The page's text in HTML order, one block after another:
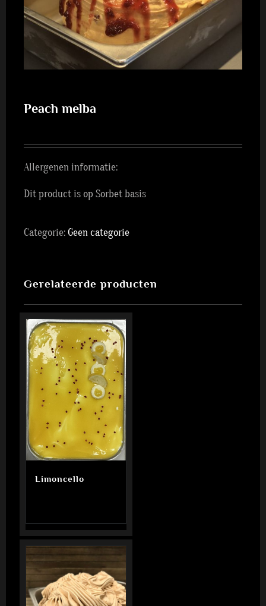
Peach melba
Allergenen informatie:
Dit product is op Sorbet basis
Categorie:Geen categorie
Gerelateerde producten
Limoncello